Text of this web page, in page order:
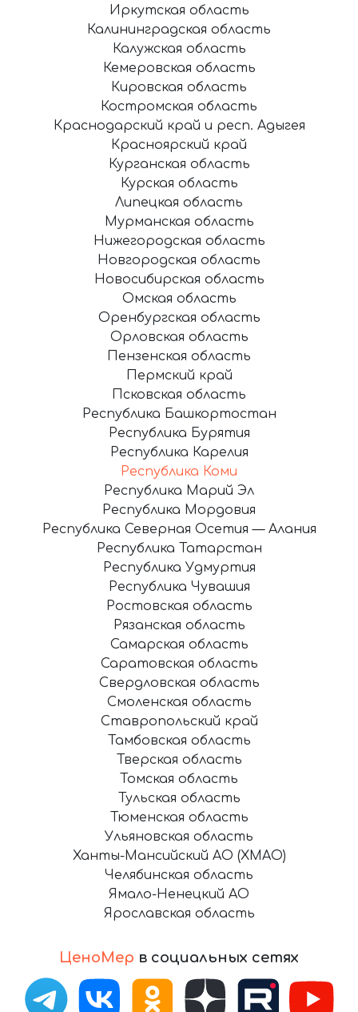
ЦеноМер в социальных сетях
Иркутская область
Калининградская область
Калужская область
Кемеровская область
Кировская область
Костромская область
Краснодарский край и респ. Адыгея
Красноярский край
Курганская область
Курская область
Липецкая область
Мурманская область
Нижегородская область
Новгородская область
Новосибирская область
Омская область
Оренбургская область
Орловская область
Пензенская область
Пермский край
Псковская область
Республика Башкортостан
Республика Бурятия
Республика Карелия
Республика Коми
Республика Марий Эл
Республика Мордовия
Республика Северная Осетия — Алания
Республика Татарстан
Республика Удмуртия
Республика Чувашия
Ростовская область
Рязанская область
Самарская область
Саратовская область
Свердловская область
Смоленская область
Ставропольский край
Тамбовская область
Тверская область
Томская область
Тульская область
Тюменская область
Ульяновская область
Ханты-Мансийский АО (ХМАО)
Челябинская область
Ямало-Ненецкий АО
Ярославская область